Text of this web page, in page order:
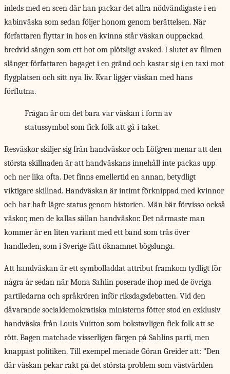
inleds med en scen där han packar det allra nödvändigaste i en
kabinväska som sedan följer honom genom berättelsen. När
författaren flyttar in hos en kvinna står väskan ouppackad
bredvid sängen som ett hot om plötsligt avsked. I slutet av filmen
slänger författaren bagaget i en gränd och kastar sig i en taxi mot
flygplatsen och sitt nya liv. Kvar ligger väskan med hans
förflutna.
Frågan är om det bara var väskan i form av
statussymbol som fick folk att gå i taket.
Resväskor skiljer sig från handväskor och Löfgren menar att den
största skillnaden är att handväskans innehåll inte packas upp
och ner lika ofta. Det finns emellertid en annan, betydligt
viktigare skillnad. Handväskan är intimt förknippad med kvinnor
och har haft lägre status genom historien. Män bär förvisso också
väskor, men de kallas sällan handväskor. Det närmaste man
kommer är en liten variant med ett band som träs över
handleden, som i Sverige fått öknamnet bögslunga.
Att handväskan är ett symbolladdat attribut framkom tydligt för
några år sedan när Mona Sahlin poserade ihop med de övriga
partiledarna och språkrören inför riksdagsdebatten. Vid den
dåvarande socialdemokratiska ministerns fötter stod en exklusiv
handväska från Louis Vuitton som bokstavligen fick folk att se
rött. Bagen matchade visserligen färgen på Sahlins parti, men
knappast politiken. Till exempel menade Göran Greider att: ”Den
där väskan pekar rakt på det största problem som västvärlden